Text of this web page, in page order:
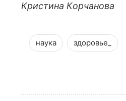
Кристина Корчанова
наука здоровье_